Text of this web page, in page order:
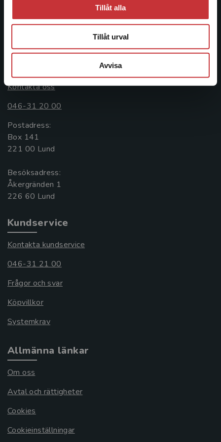
Tillåt alla
Tillåt urval
Avvisa
facklitteratur, utbildningar och digitala
informationstjänster i utbudet, finns Studentlitteratur med
längs hela kunskapsresan.
Kontakta oss
046-31 20 00
Postadress:
Box 141
221 00 Lund
Besöksadress:
Åkergränden 1
Kundservice
Kontakta kundservice
046-31 21 00
Frågor och svar
Köpvillkor
Systemkrav
Allmänna länkar
Om oss
Avtal och rättigheter
Cookies
Cookieinställningar